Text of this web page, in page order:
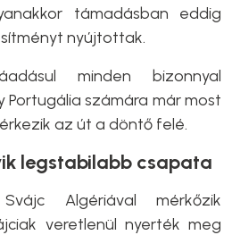
támadásban eddig
nyújtottak.
minden bizonnyal
Portugália számára már most
az út a döntő felé.
legstabilabb csapata
Algériával mérkőzik
veretlenül nyerték meg